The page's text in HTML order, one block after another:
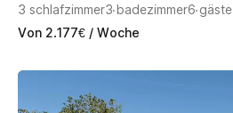
3 schlafzimmer3badezimmer6gäste
Von 2.177€ / Woche